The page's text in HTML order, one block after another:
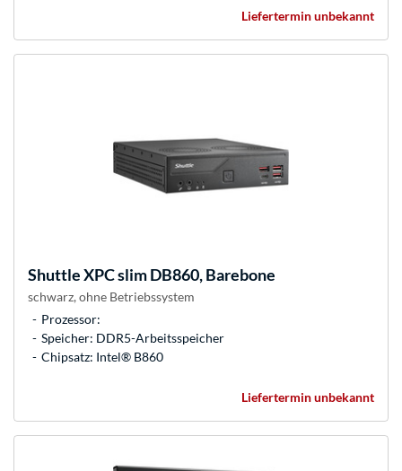
Liefertermin unbekannt
ShuttleXPC slim DB860, Barebone
schwarz, ohne Betriebssystem
Prozessor:
Speicher: DDR5-Arbeitsspeicher
Chipsatz: Intel® B860
Liefertermin unbekannt